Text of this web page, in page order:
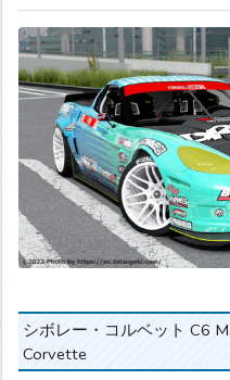
シボレー・コルベット C6
Corvette